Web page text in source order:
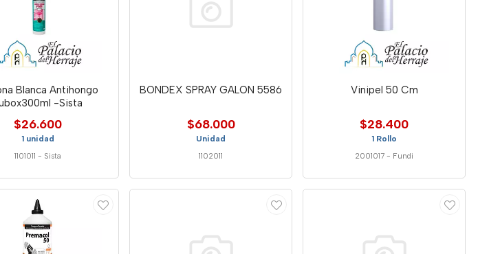
Blanca Antihongo
-Sista
$26.600
1 unidad
1101011 - Sista
BONDEX SPRAY GALON 5586
$68.000
Unidad
1102011
Vinipel 50 Cm
$28.400
1 Rollo
2001017 - Fundi